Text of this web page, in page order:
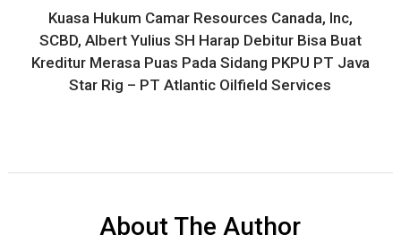
Kuasa Hukum Camar Resources Canada, Inc,
SCBD, Albert Yulius SH Harap Debitur Bisa Buat
Kreditur Merasa Puas Pada Sidang PKPU PT Java
Star Rig – PT Atlantic Oilfield Services
About The Author